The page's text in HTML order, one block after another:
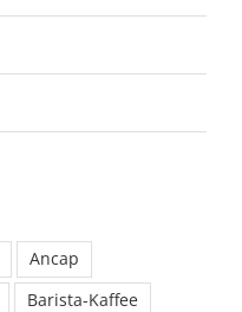
Ancap
Barista-Kaffee